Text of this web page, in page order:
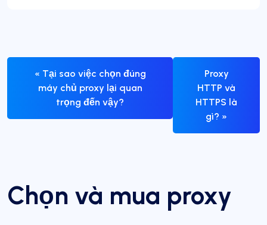
« Tại sao việc chọn đúng
máy chủ proxy lại quan
trọng đến vậy?
Proxy
HTTP và
HTTPS là
gì? »
Chọn và mua proxy